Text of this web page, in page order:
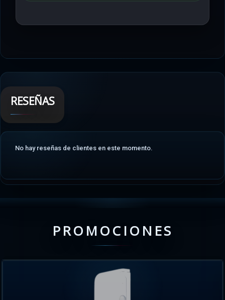
RESEÑAS
No hay reseñas de clientes en este momento.
PROMOCIONES